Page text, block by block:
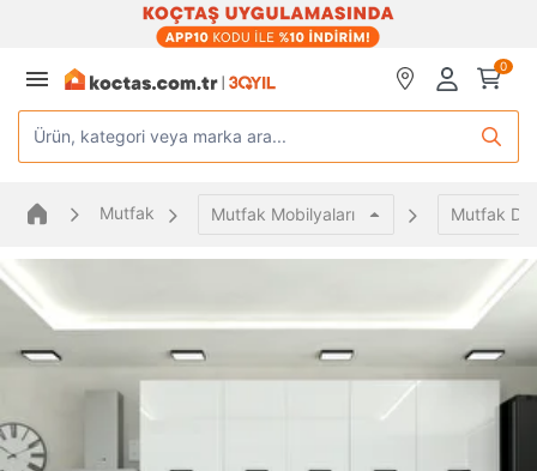
0
Ürün, kategori veya marka ara...
Mutfak Mutfak Mobilyaları Mutfak